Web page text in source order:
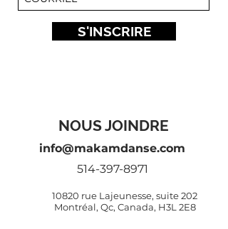
S'INSCRIRE
NOUS JOINDRE
info@makamdanse.com
514-397-8971
10820 rue Lajeunesse, suite 202
Montréal, Qc, Canada, H3L 2E8